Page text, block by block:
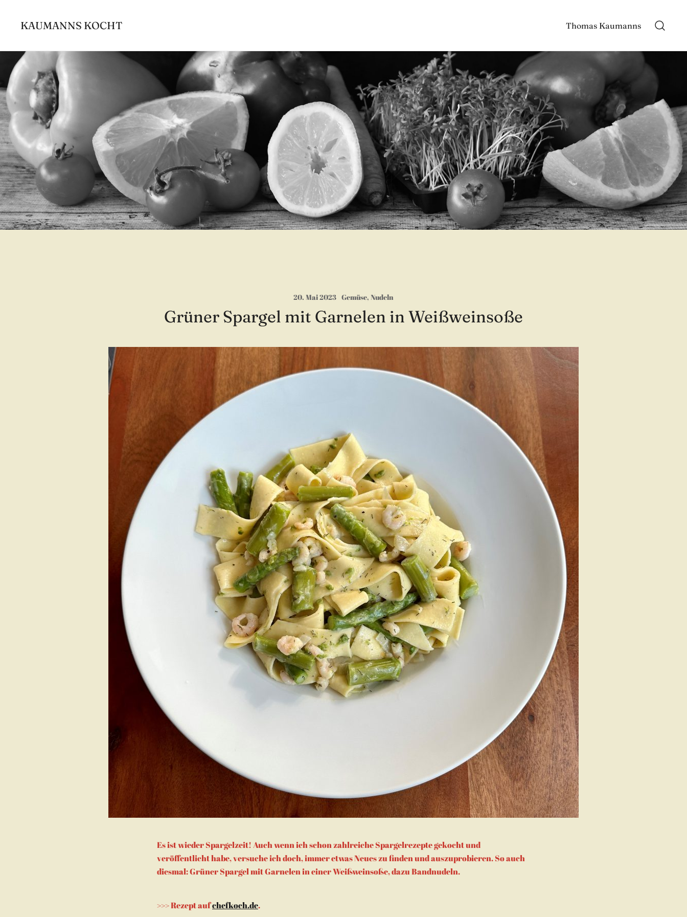
Inhalt
springen
KAUMANNS KOCHT Thomas Kaumanns
20. Mai 2023 Gemüse, Nudeln
Grüner Spargel mit Garnelen in Weißweinsoße
Es ist wieder Spargelzeit! Auch wenn ich schon zahlreiche Spargelrezepte gekocht und
veröffentlicht habe, versuche ich doch, immer etwas Neues zu finden und auszuprobieren. So auch
diesmal: Grüner Spargel mit Garnelen in einer Weißweinsoße, dazu Bandnudeln.
>>> Rezept aufchefkoch.de.